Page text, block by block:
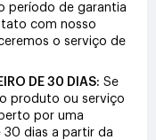
período de garantia
com nosso
o serviço de
DE 30 DIAS: Se
produto ou serviço
por uma
30 dias a partir da